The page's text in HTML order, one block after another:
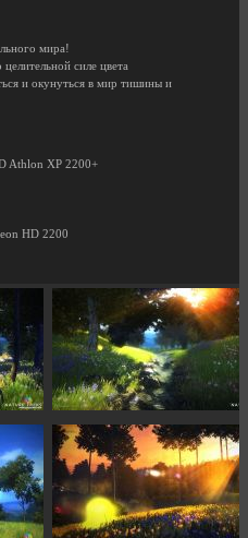
мира!
силе цвета
и окунуться в мир тишины и
Athlon XP 2200+
HD 2200